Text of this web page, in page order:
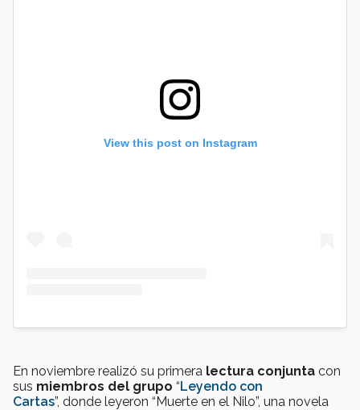
View this post on Instagram
En noviembre realizó su primera lectura conjunta con
sus miembros del grupo “Leyendo con
Cartas”, donde leyeron “Muerte en el Nilo”, una novela